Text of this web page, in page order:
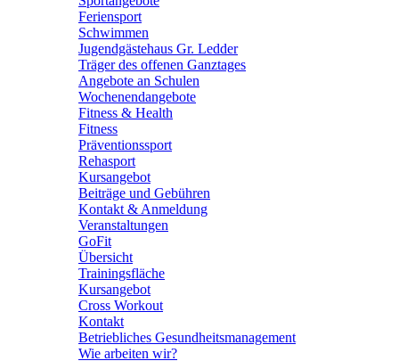
Feriensport
Schwimmen
Jugendgästehaus Gr. Ledder
Träger des offenen Ganztages
Angebote an Schulen
Wochenendangebote
Fitness & Health
Fitness
Präventionssport
Rehasport
Kursangebot
Beiträge und Gebühren
Kontakt & Anmeldung
Veranstaltungen
GoFit
Übersicht
Trainingsfläche
Kursangebot
Cross Workout
Kontakt
Betriebliches Gesundheitsmanagement
Wie arbeiten wir?